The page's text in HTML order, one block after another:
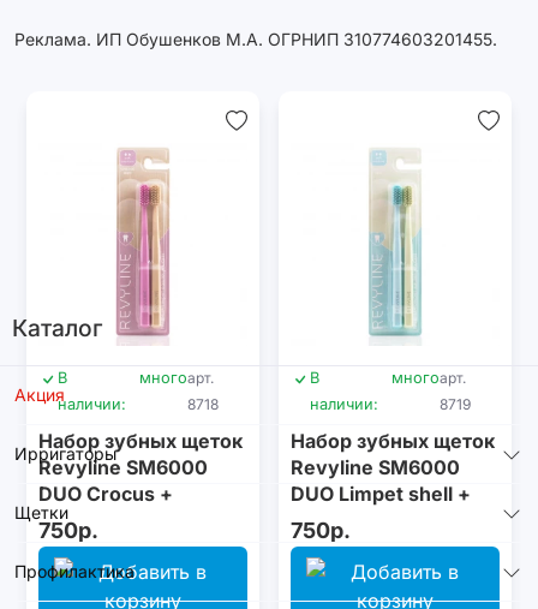
Каталог
Акция
Ирригаторы
Щетки
Профилактика
Реклама. ИП Обушенков М.А. ОГРНИП 310774603201455.
В
наличии:
многоарт.
8718
Набор зубных щеток
Revyline SM6000
DUO Сrocus +
Сocoon
750р.
В
наличии:
многоарт.
8719
Набор зубных щеток
Revyline SM6000
DUO Limpet shell +
Lime cream
750р.